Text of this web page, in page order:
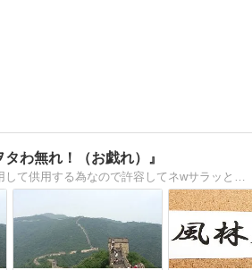
わ無れ！（お戯れ）』